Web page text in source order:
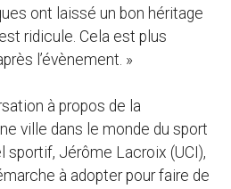
ont laissé un bon héritage
ridicule. Cela est plus
l’évènement. »
à propos de la
ville dans le monde du sport
sportif, Jérôme Lacroix (UCI),
à adopter pour faire de